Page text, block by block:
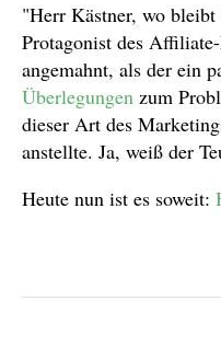
"Herr Kästner, wo bleibt
Protagonist des
angemahnt, als der ein
Überlegungen zum
dieser Art des
anstellte. Ja, weiß der
Heute nun ist es soweit: